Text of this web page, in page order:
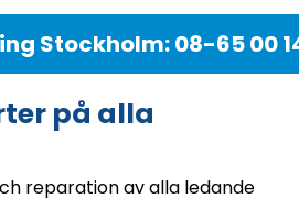
Stockholm: 08-65 00
på alla
reparation av alla ledande